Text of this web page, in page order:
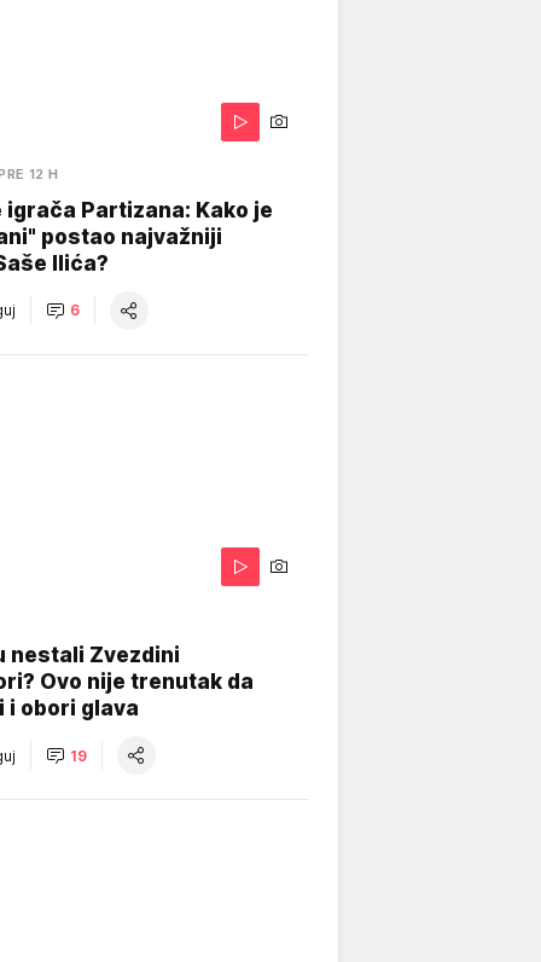
12 H
igrača Partizana: Kako je
postao najvažniji
Ilića?
6
nestali Zvezdini
Ovo nije trenutak da
i obori glava
19